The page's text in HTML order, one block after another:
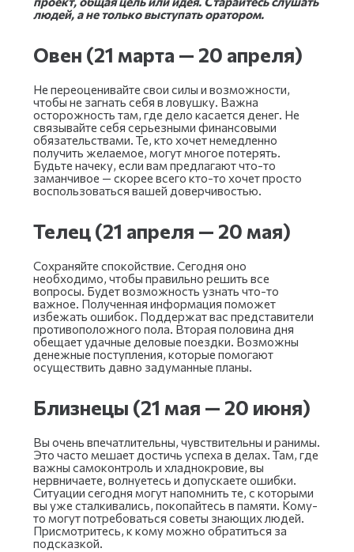
людей, а не только выступать оратором.
Овен (21 марта — 20 апреля)
Не переоценивайте свои силы и возможности,
чтобы не загнать себя в ловушку. Важна
осторожность там, где дело касается денег. Не
связывайте себя серьезными финансовыми
обязательствами. Те, кто хочет немедленно
получить желаемое, могут многое потерять.
Будьте начеку, если вам предлагают что-то
заманчивое — скорее всего кто-то хочет просто
воспользоваться вашей доверчивостью.
Телец (21 апреля — 20 мая)
Сохраняйте спокойствие. Сегодня оно
необходимо, чтобы правильно решить все
вопросы. Будет возможность узнать что-то
важное. Полученная информация поможет
избежать ошибок. Поддержат вас представители
противоположного пола. Вторая половина дня
обещает удачные деловые поездки. Возможны
денежные поступления, которые помогают
осуществить давно задуманные планы.
Близнецы (21 мая — 20 июня)
Вы очень впечатлительны, чувствительны и ранимы.
Это часто мешает достичь успеха в делах. Там, где
важны самоконтроль и хладнокровие, вы
нервничаете, волнуетесь и допускаете ошибки.
Ситуации сегодня могут напомнить те, с которыми
вы уже сталкивались, покопайтесь в памяти. Кому-
то могут потребоваться советы знающих людей.
Присмотритесь, к кому можно обратиться за
подсказкой.